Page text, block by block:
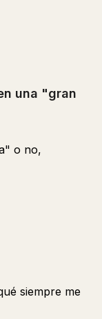
una "gran
o no,
siempre me